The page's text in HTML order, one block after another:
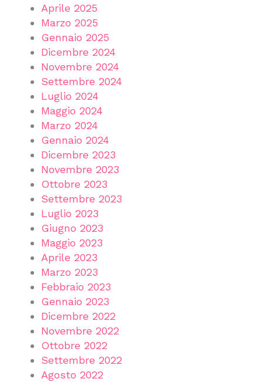
Aprile 2025
Marzo 2025
Gennaio 2025
Dicembre 2024
Novembre 2024
Settembre 2024
Luglio 2024
Maggio 2024
Marzo 2024
Gennaio 2024
Dicembre 2023
Novembre 2023
Ottobre 2023
Settembre 2023
Luglio 2023
Giugno 2023
Maggio 2023
Aprile 2023
Marzo 2023
Febbraio 2023
Gennaio 2023
Dicembre 2022
Novembre 2022
Ottobre 2022
Settembre 2022
Agosto 2022